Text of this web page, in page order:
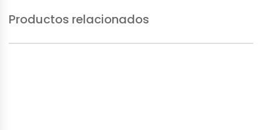
Productos relacionados